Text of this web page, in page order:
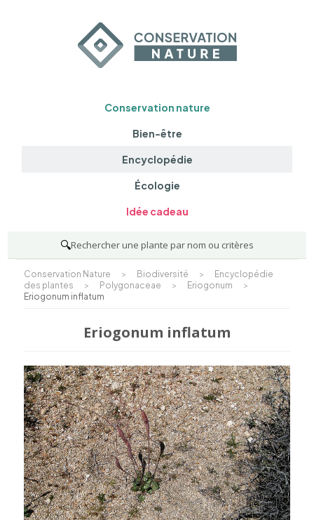
Conservation nature
Bien-être
Encyclopédie
Écologie
Idée cadeau
🔍Rechercher une plante par nom ou critères
Conservation Nature > Biodiversité >
Encyclopédie
des plantes
> Polygonaceae > Eriogonum
>
Eriogonum inflatum
Eriogonum inflatum